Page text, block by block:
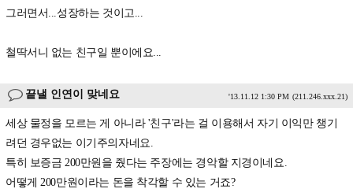
그러면서...성장하는 것이고...
철딱서니 없는 친구일 뿐이에요...
끝낼 인연이 맞네요 '13.11.12 1:30 PM (211.246.xxx.21)
세상 물정을 모르는 게 아니라 '친구'라는 걸 이용해서 자기 이익만 챙기
려던 경우없는 이기주의자네요.
특히 보증금 200만원을 줬다는 주장에는 경악할 지경이네요.
어떻게 200만원이라는 돈을 착각할 수 있는 거죠?